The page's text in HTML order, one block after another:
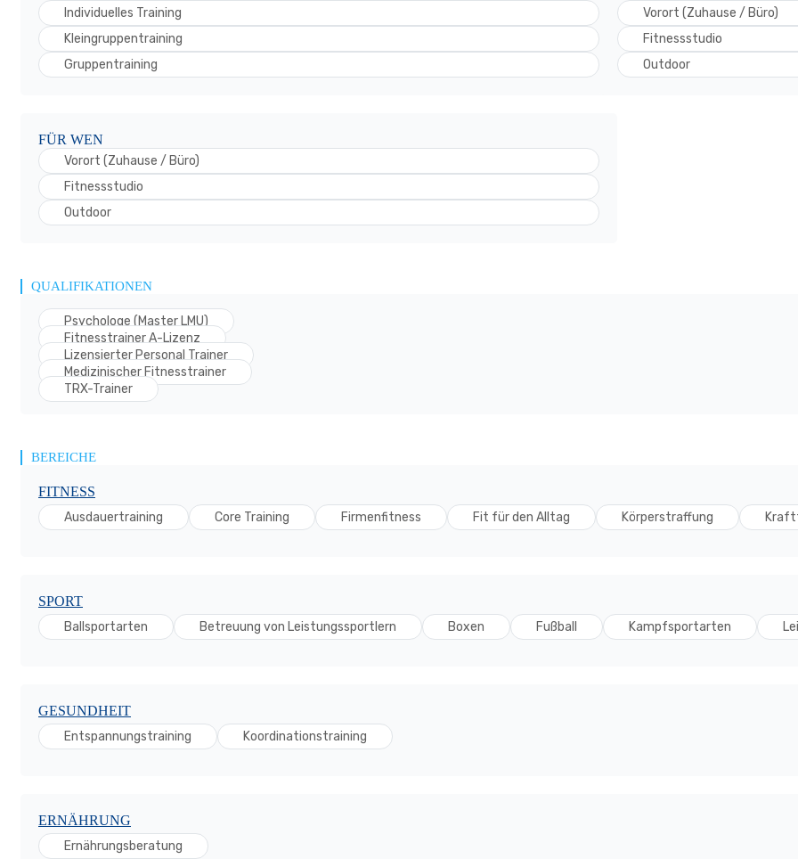
Individuelles Training
Kleingruppentraining
Gruppentraining
Vorort (Zuhause / Büro)
Fitnessstudio
Outdoor
FÜR WEN
Vorort (Zuhause / Büro)
Fitnessstudio
Outdoor
QUALIFIKATIONEN
Psychologe (Master LMU)
Fitnesstrainer A-Lizenz
Lizensierter Personal Trainer
Medizinischer Fitnesstrainer
TRX-Trainer
BEREICHE
FITNESS
Ausdauertraining
Core Training Firmenfitness Fit für den Alltag Körperstraffung
SPORT
Ballsportarten
Betreuung von Leistungssportlern Boxen Fußball Kampfsportarten
GESUNDHEIT
Entspannungstraining
Koordinationstraining
ERNÄHRUNG
Ernährungsberatung